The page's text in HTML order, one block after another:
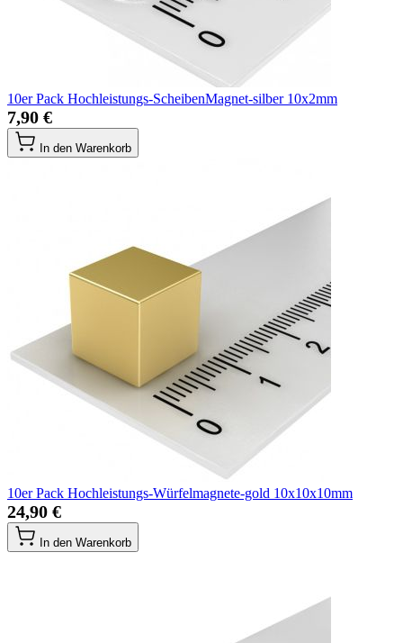
10er Pack Hochleistungs-ScheibenMagnet-silber 10x2mm
7,90 €
In den Warenkorb
10er Pack Hochleistungs-Würfelmagnete-gold 10x10x10mm
24,90 €
In den Warenkorb